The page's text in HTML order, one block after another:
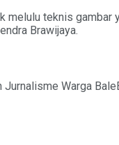
teknis
Brawijaya.
Warga